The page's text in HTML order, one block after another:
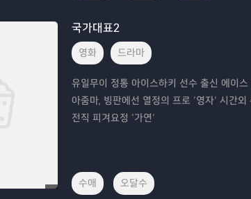
국가대표2
영화 드라마
유일무이 정통 아이스하키 선수 출신 에이
아줌마, 빙판에선 열정의 프로 ‘영자’ 시간
전직 피겨요정 ‘가연’
수애 오달수